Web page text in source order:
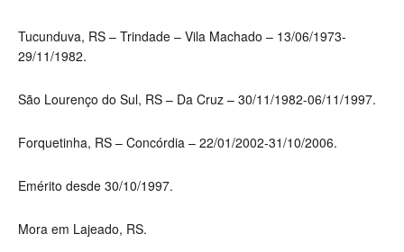
Tucunduva, RS – Trindade – Vila Machado – 13/06/1973-
29/11/1982.
São Lourenço do Sul, RS – Da Cruz – 30/11/1982-06/11/1997.
Forquetinha, RS – Concórdia – 22/01/2002-31/10/2006.
Emérito desde 30/10/1997.
Mora em Lajeado, RS.